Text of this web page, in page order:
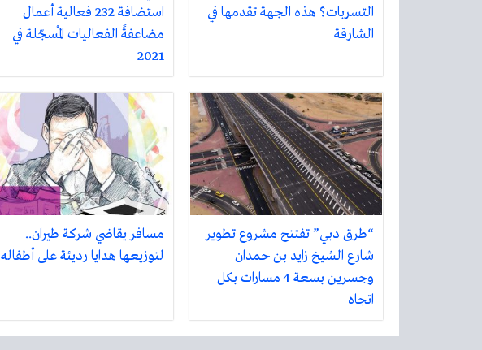
التسربات؟ هذه الجهة تقدمها في
الشارقة
استضافة 232 فعالية أعمال
مضاعفةً الفعاليات المُسجّلة في
2021
“طرق دبي” تفتتح مشروع تطوير
شارع الشيخ زايد بن حمدان
وجسرين بسعة 4 مسارات بكل
اتجاه
مسافر يقاضي شركة طيران..
لتوزيعها هدايا رديئة على أطفاله